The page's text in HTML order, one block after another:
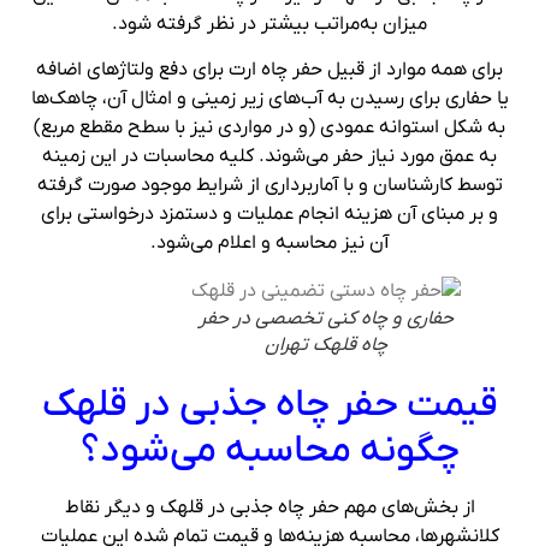
میزان به‌مراتب بیشتر در نظر گرفته شود.
برای همه موارد از قبیل حفر چاه ارت برای دفع ولتاژهای اضافه
یا حفاری برای رسیدن به آب‌های زیر زمینی و امثال آن، چاهک‌ها
به شکل استوانه عمودی (و در مواردی نیز با سطح مقطع مربع)
به عمق مورد نیاز حفر می‌شوند. کلیه محاسبات در این زمینه
توسط کارشناسان و با آماربرداری از شرایط موجود صورت گرفته
و بر مبنای آن هزینه انجام عملیات و دستمزد درخواستی برای
آن نیز محاسبه و اعلام می‌شود.
حفاری و چاه کنی تخصصی در حفر
چاه قلهک تهران
قیمت حفر چاه جذبی در قلهک
چگونه محاسبه می‌شود؟
از بخش‌های مهم حفر چاه جذبی در قلهک و دیگر نقاط
کلانشهرها، محاسبه هزینه‌ها و قیمت تمام شده این عملیات